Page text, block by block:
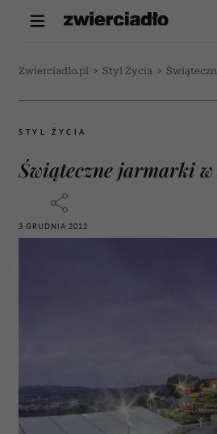
Zwierciadlo.pl > Styl Życia >
STYL ŻYCIA
Świąteczne jarmarki
3 GRUDNIA 2012